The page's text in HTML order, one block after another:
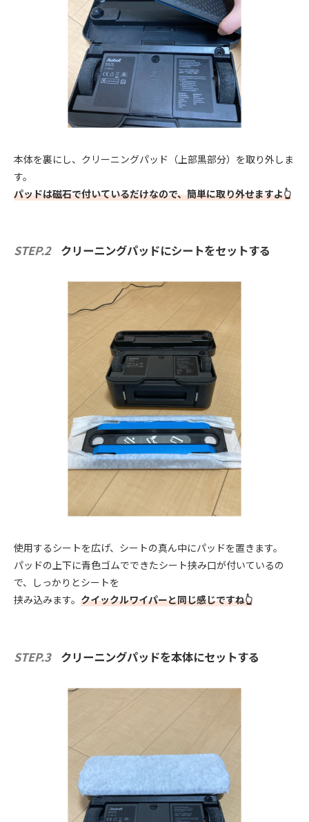
本体を裏にし、クリーニングパッド（上部黒部分）を取り外しま
す。
パッドは磁石で付いているだけなので、簡単に取り外せますよ👆
STEP.2 クリーニングパッドにシートをセットする
使用するシートを広げ、シートの真ん中にパッドを置きます。
パッドの上下に青色ゴムでできたシート挟み口が付いているの
で、しっかりとシートを
挟み込みます。 クイックルワイパーと同じ感じですね👆
STEP.3 クリーニングパッドを本体にセットする